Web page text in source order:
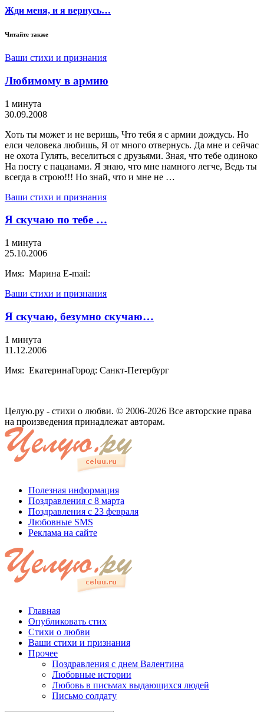
Жди меня, и я вернусь…
Читайте также
Ваши стихи и признания
Любимому в армию
1 минута
30.09.2008
Хоть ты может и не веришь, Что тебя я с армии дождусь. Но
елси человека любишь, Я от много отвернусь. Да мне и сейчас
не охота Гулять, веселиться с друзьями. Зная, что тебе одиноко
На посту с пацанами. Я знаю, что мне намного легче, Ведь ты
всегда в строю!!! Но знай, что и мне не …
Ваши стихи и признания
Я скучаю по тебе …
1 минута
25.10.2006
Имя: Марина E-mail:
Ваши стихи и признания
Я скучаю, безумно скучаю…
1 минута
11.12.2006
Имя: ЕкатеринаГород: Санкт-Петербург
Целую.ру - стихи о любви. © 2006-2026 Все авторские права
на произведения принадлежат авторам.
Полезная информация
Поздравления с 8 марта
Поздравления с 23 февраля
Любовные SMS
Реклама на сайте
Главная
Опубликовать стих
Стихи о любви
Ваши стихи и признания
Прочее
Поздравления с днем Валентина
Любовные истории
Любовь в письмах выдающихся людей
Письмо солдату